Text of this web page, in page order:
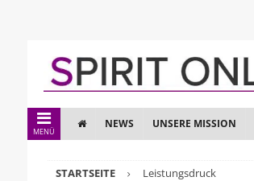
MENÜ
NEWS UNSERE MISSION
STARTSEITE Leistungsdruck